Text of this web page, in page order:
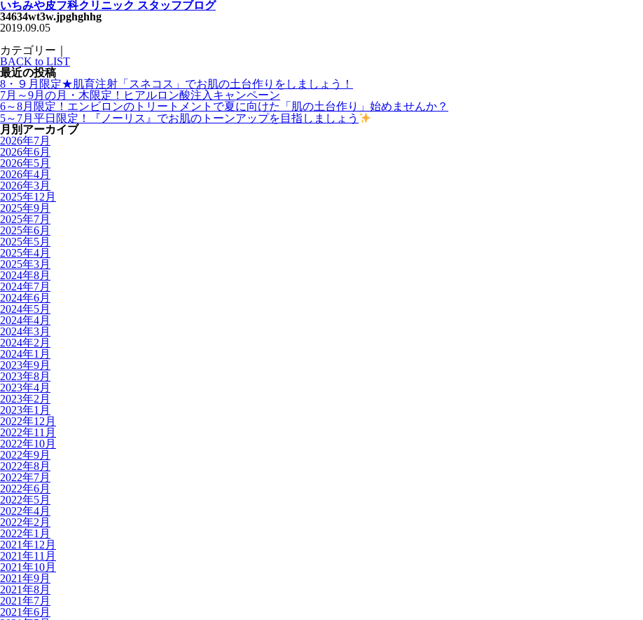
いちみや皮フ科クリニック スタッフブログ
34634wt3w.jpghghhg
2019.09.05
カテゴリー｜
BACK to LIST
最近の投稿
8・９月限定★肌育注射「スネコス」でお肌の土台作りをしましょう！
7月～9月の月・木限定！ヒアルロン酸注入キャンペーン
6～8月限定！エンビロンのトリートメントで夏に向けた「肌の土台作り」始めませんか？
5～7月平日限定！『ノーリス』でお肌のトーンアップを目指しましょう
月別アーカイブ
2026年7月
2026年6月
2026年5月
2026年4月
2026年3月
2025年12月
2025年9月
2025年7月
2025年6月
2025年5月
2025年4月
2025年3月
2024年8月
2024年7月
2024年6月
2024年5月
2024年4月
2024年3月
2024年2月
2024年1月
2023年9月
2023年8月
2023年4月
2023年2月
2023年1月
2022年12月
2022年11月
2022年10月
2022年9月
2022年8月
2022年7月
2022年6月
2022年5月
2022年4月
2022年2月
2022年1月
2021年12月
2021年11月
2021年10月
2021年9月
2021年8月
2021年7月
2021年6月